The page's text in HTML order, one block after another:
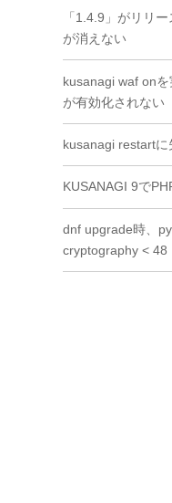
「1.4.9」がリリ
が消えない
kusanagi waf on
が有効化されない
kusanagi restartに
KUSANAGI 9で
dnf upgrade時、
cryptography < 48